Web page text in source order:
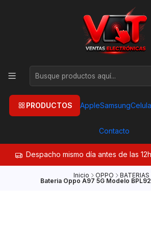
PRODUCTOS AppleSamsung
Contacto
Despacho mismo día antes de las
Inicio OPPO BATERIAS
Bateria Oppo A97 5G Modelo